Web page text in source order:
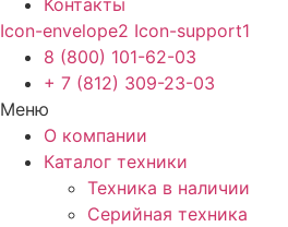
Icon-envelope2 Icon-support1
8 (800) 101-62-03
+ 7 (812) 309-23-03
Меню
О компании
Каталог техники
Техника в наличии
Серийная техника